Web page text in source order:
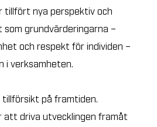
tillfört nya perspektiv och
grundvärderingarna –
och respekt för individen –
verksamheten.
tillförsikt på framtiden.
driva utvecklingen framåt